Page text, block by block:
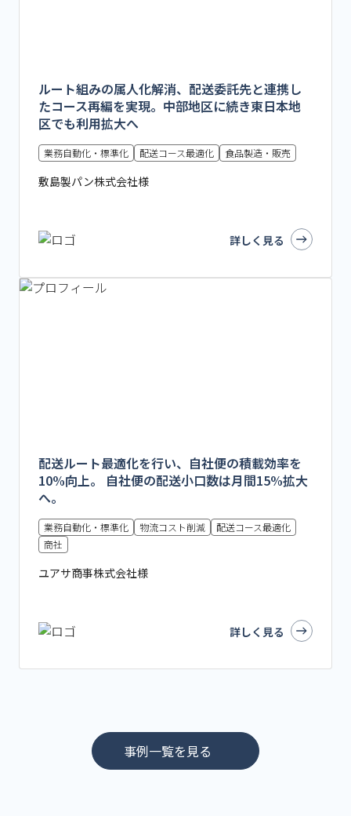
ルート組みの属人化解消、配送委託先と連携し
たコース再編を実現。中部地区に続き東日本地
区でも利用拡大へ
業務自動化・標準化 配送コース最適化 食品製造・販売
敷島製パン株式会社様
詳しく見る
配送ルート最適化を行い、自社便の積載効率を
10%向上。 自社便の配送小口数は月間15%拡大
へ。
業務自動化・標準化 物流コスト削減
配送コース最適化
商社
ユアサ商事株式会社様
詳しく見る
事例一覧を見る